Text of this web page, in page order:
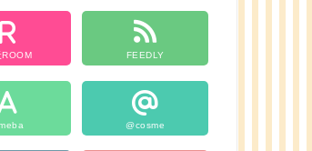
ROOM FEEDLY
@cosme